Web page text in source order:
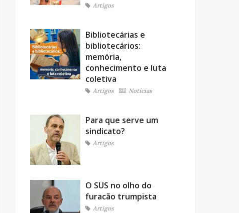
Artigos
Bibliotecárias e
bibliotecários:
memória,
conhecimento e luta
coletiva
Artigos Notícias
Para que serve um
sindicato?
Artigos
O SUS no olho do
furacão trumpista
Artigos